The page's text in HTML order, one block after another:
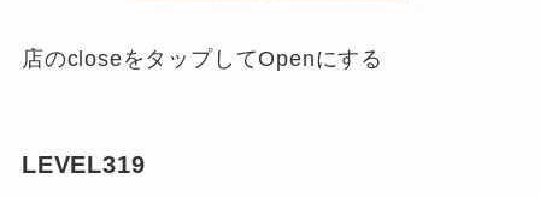
店のcloseをタップしてOpenにする
LEVEL319